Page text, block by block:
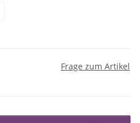
Frage zum Artikel